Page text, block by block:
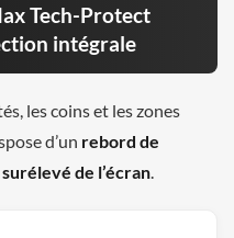
Tech-Protect
intégrale
les coins et les zones
d’un rebord de
de l’écran